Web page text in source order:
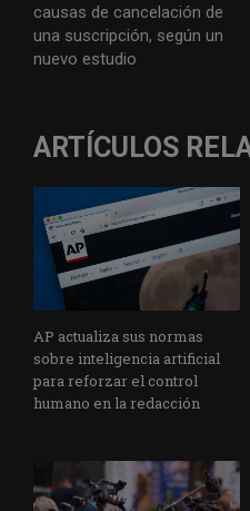
causas de cancelación de
una suscripción, según un
nuevo estudio
ARTÍCULOS
AP actualiza sus normas
sobre inteligencia artificial
para reforzar el control
humano en la redacción